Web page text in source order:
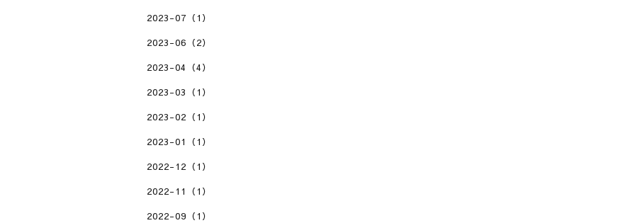
2023-07（1）
2023-06（2）
2023-04（4）
2023-03（1）
2023-02（1）
2023-01（1）
2022-12（1）
2022-11（1）
2022-09（1）